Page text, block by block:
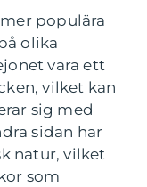
populära
olika
vara ett
vilket kan
sig med
sidan har
natur, vilket
som